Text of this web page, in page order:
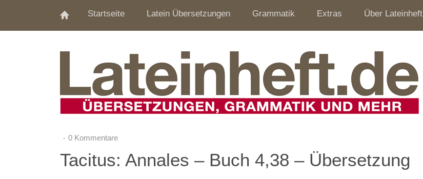
Startseite Latein Übersetzungen Grammatik Extras Über Lateinheft
0 Kommentare
Tacitus: Annales – Buch 4,38 – Übersetzung